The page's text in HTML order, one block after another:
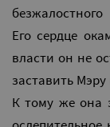
Его сердце
власти он не
заставить
К тому же она